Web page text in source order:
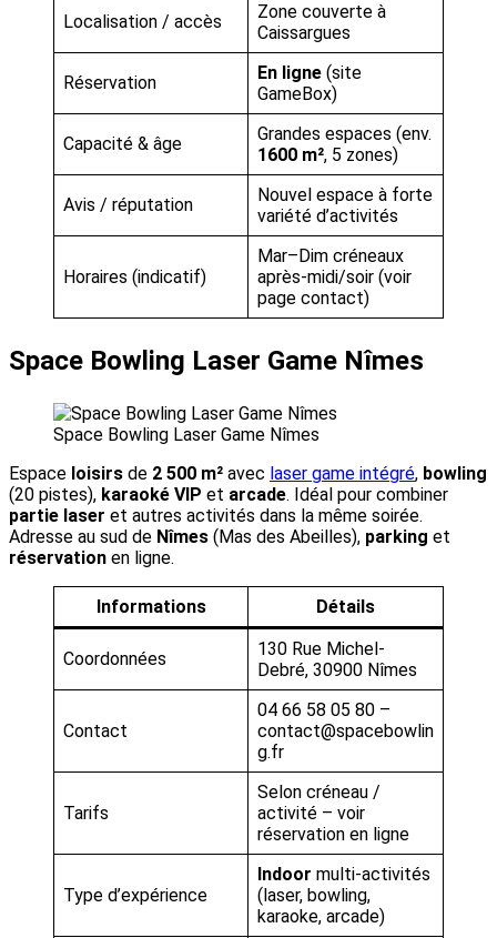
Localisation / accès
Zone couverte à
Caissargues
Réservation En ligne (site
GameBox)
Capacité & âge
Grandes espaces (env.
1600 m², 5 zones)
Avis / réputation
Nouvel espace à forte
variété d’activités
Horaires (indicatif)
Mar–Dim créneaux
après-midi/soir (voir
page contact)
Space Bowling Laser Game Nîmes
Space Bowling Laser Game Nîmes
Espace loisirs de 2 500 m² avec laser game intégré, bowling
(20 pistes), karaoké VIP et arcade. Idéal pour combiner
partie laser et autres activités dans la même soirée.
Adresse au sud de Nîmes (Mas des Abeilles), parking et
réservation en ligne.
Informations Détails
Coordonnées
130 Rue Michel-
Debré, 30900 Nîmes
Contact
04 66 58 05 80 –
contact@spacebowlin
g.fr
Tarifs
Selon créneau /
activité – voir
réservation en ligne
Type d’expérience
Indoor multi-activités
(laser, bowling,
karaoke, arcade)